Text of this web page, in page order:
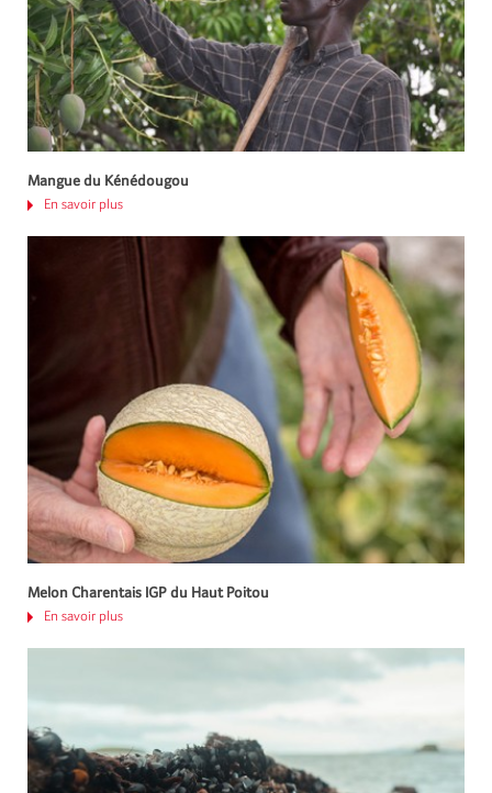
Mangue du Kénédougou
En savoir plus
Melon Charentais IGP du Haut Poitou
En savoir plus